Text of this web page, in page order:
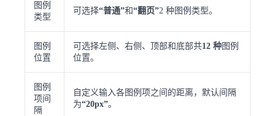
图例
类型
可选择“普通”和“翻页”2 种图例类型。
图例
位置
可选择左侧、右侧、顶部和底部共12 种图例
位置。
图例
项间
隔
自定义输入各图例项之间的距离，默认间隔
为“20px”。